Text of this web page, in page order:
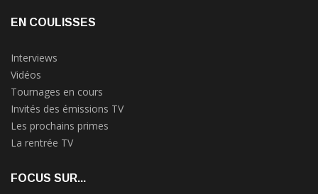
EN COULISSES
Interviews
Vidéos
Tournages en cours
Invités des émissions TV
Les prochains primes
La rentrée TV
FOCUS SUR...